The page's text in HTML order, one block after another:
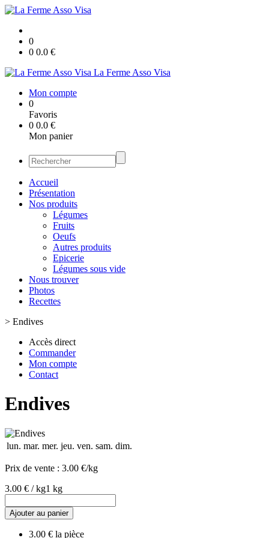
0
0 0.0 €
La Ferme Asso Visa
Mon compte
0
Favoris
0 0.0 €
Mon panier
Accueil
Présentation
Nos produits
Légumes
Fruits
Oeufs
Autres produits
Epicerie
Légumes sous vide
Nous trouver
Photos
Recettes
> Endives
Accès direct
Commander
Mon compte
Contact
Endives
lun. mar. mer. jeu. ven. sam. dim.
Prix de vente : 3.00 €/kg
3.00 € / kg1 kg
Ajouter au panier
3.00 € la pièce